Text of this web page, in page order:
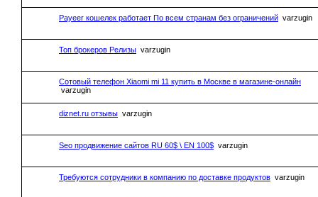
Payeer кошелек работает По всем странам без ограничений varzugin
Топ брокеров Релизы varzugin
Сотовый телефон Xiaomi mi 11 купить в Москве в магазине-онлайн
varzugin
diznet.ru отзывы varzugin
Seo продвижение сайтов RU 60$ \ EN 100$ varzugin
Требуются сотрудники в компанию по доставке продуктов varzugin